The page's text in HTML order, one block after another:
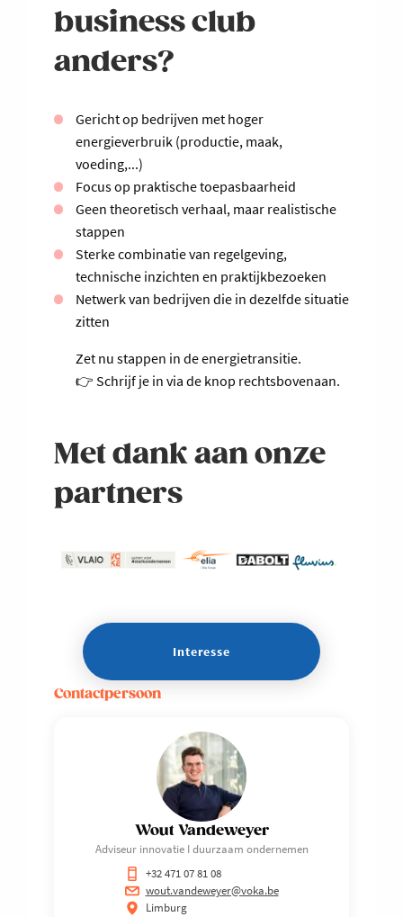
business club
anders?
Gericht op bedrijven met hoger
energieverbruik (productie, maak,
voeding,...)
Focus op praktische toepasbaarheid
Geen theoretisch verhaal, maar realistische
stappen
Sterke combinatie van regelgeving,
technische inzichten en praktijkbezoeken
Netwerk van bedrijven die in dezelfde situatie
zitten
Zet nu stappen in de energietransitie.
👉 Schrijf je in via de knop rechtsbovenaan.
Met dank aan onze
partners
Interesse
Contactpersoon
Wout Vandeweyer
Adviseur innovatie I duurzaam ondernemen
+32 471 07 81 08
wout.vandeweyer@voka.be
Limburg